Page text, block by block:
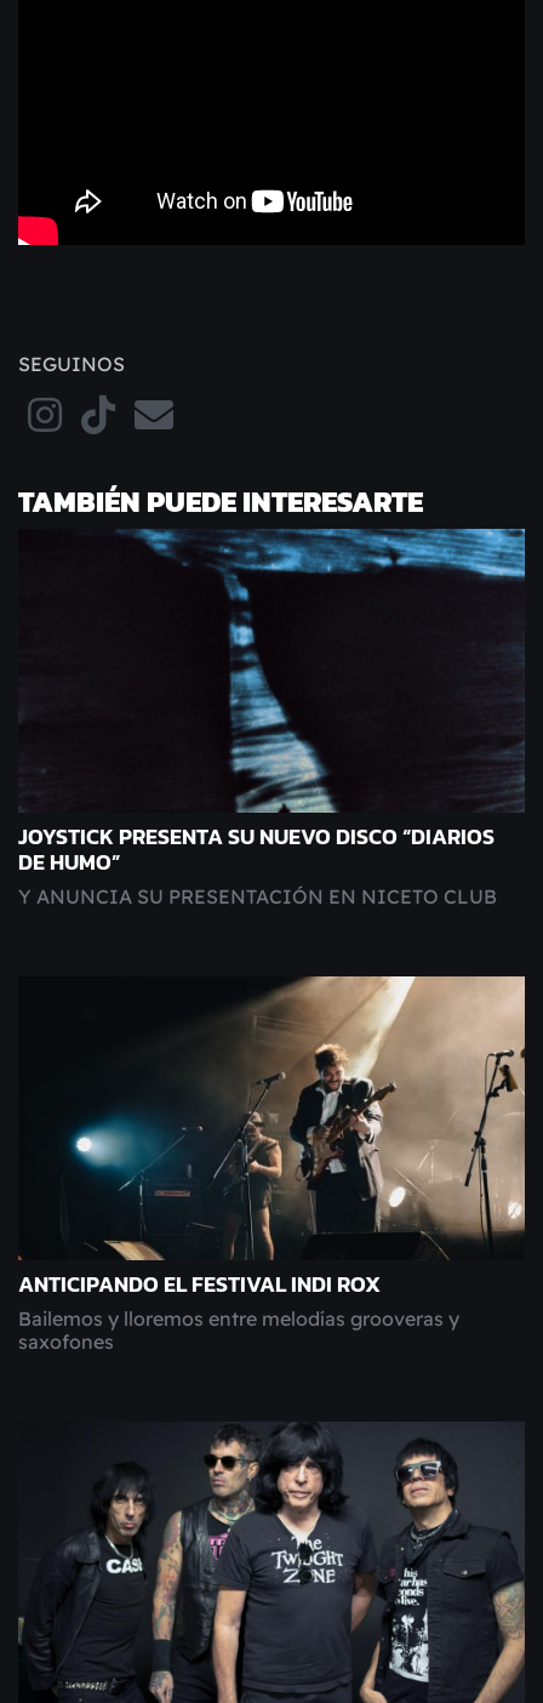
SEGUINOS
TAMBIÉN PUEDE INTERESARTE
JOYSTICK PRESENTA SU NUEVO DISCO “DIARIOS
DE HUMO”
Y ANUNCIA SU PRESENTACIÓN EN NICETO CLUB
ANTICIPANDO EL FESTIVAL INDI ROX
Bailemos y lloremos entre melodías grooveras y
saxofones